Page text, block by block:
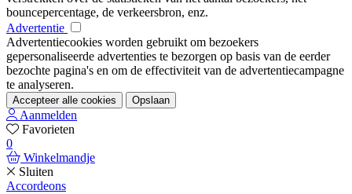
bouncepercentage, de verkeersbron, enz.
Advertentie
Advertentiecookies worden gebruikt om bezoekers
gepersonaliseerde advertenties te bezorgen op basis van de eerder
bezochte pagina's en om de effectiviteit van de advertentiecampagne
te analyseren.
Accepteer alle cookies Opslaan
Aanmelden
Favorieten
0
Winkelmandje
Sluiten
Accordeons